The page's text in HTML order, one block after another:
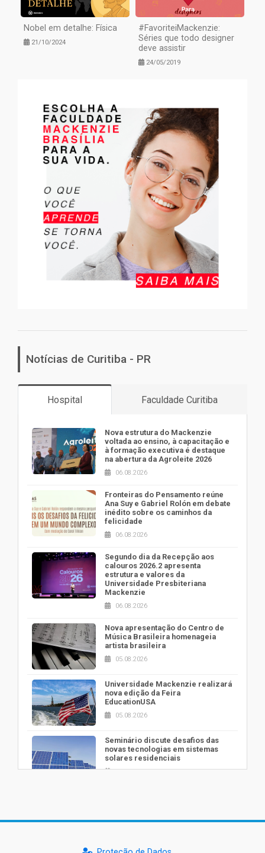
Nobel em detalhe: Física
21/10/2024
#FavoriteiMackenzie:
Séries que todo designer
deve assistir
24/05/2019
Notícias de Curitiba - PR
Hospital Faculdade Curitiba
Nova estrutura do Mackenzie
voltada ao ensino, à capacitação e
à formação executiva é destaque
na abertura da Agroleite 2026
06.08.2026
Fronteiras do Pensamento reúne
Ana Suy e Gabriel Rolón em debate
inédito sobre os caminhos da
felicidade
06.08.2026
Segundo dia da Recepção aos
calouros 2026.2 apresenta
estrutura e valores da
Universidade Presbiteriana
Mackenzie
06.08.2026
Nova apresentação do Centro de
Música Brasileira homenageia
artista brasileira
05.08.2026
Universidade Mackenzie realizará
nova edição da Feira
EducationUSA
05.08.2026
Seminário discute desafios das
novas tecnologias em sistemas
solares residenciais
04.08.2026